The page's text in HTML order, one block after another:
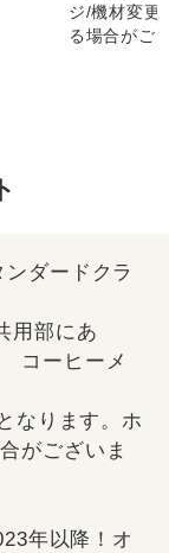
ジ/機材変更
る場合がご
ダードクラ
用部にあ
コーヒーメ
なります。ホ
がございま
年以降！オ